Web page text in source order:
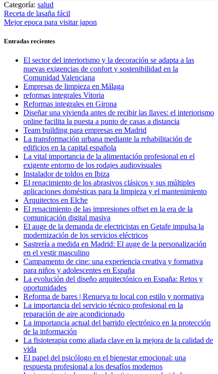
Categoría: salud
Navegación
de
entradas
Entrada
anterior:
Receta de lasaña fácil
Entrada
Mejor epoca para visitar japon
Entradas recientes
El sector del interiorismo y la decoración se adapta a las
nuevas exigencias de confort y sostenibilidad en la
Comunidad Valenciana
Empresas de limpieza en Málaga
reformas integrales Vitoria
Reformas integrales en Girona
Diseñar una vivienda antes de recibir las llaves: el interiorismo
online facilita la puesta a punto de casas a distancia
Team building para empresas en Madrid
La transformación urbana mediante la rehabilitación de
edificios en la capital española
La vital importancia de la alimentación profesional en el
exigente entorno de los rodajes audiovisuales
Instalador de toldos en Ibiza
El renacimiento de los abrasivos clásicos y sus múltiples
aplicaciones domésticas para la limpieza y el mantenimiento
Arquitectos en Elche
El renacimiento de las impresiones offset en la era de la
comunicación digital masiva
El auge de la demanda de electricistas en Getafe impulsa la
modernización de los servicios eléctricos
Sastrería a medida en Madrid: El auge de la personalización
en el vestir masculino
Campamento de cine: una experiencia creativa y formativa
para niños y adolescentes en España
La evolución del diseño arquitectónico en España: Retos y
oportunidades
Reforma de bares | Renueva tu local con estilo y normativa
La importancia del servicio técnico profesional en la
reparación de aire acondicionado
La importancia actual del barrido electrónico en la protección
de la información
La fisioterapia como aliada clave en la mejora de la calidad de
vida
El papel del psicólogo en el bienestar emocional: una
respuesta profesional a los desafíos modernos